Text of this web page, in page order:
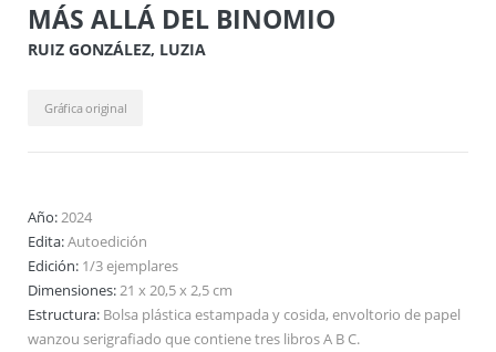
MÁS ALLÁ DEL BINOMIO
RUIZ GONZÁLEZ, LUZIA
Gráfica original
Año:2024
Edita:Autoedición
Edición: 1/3 ejemplares
Dimensiones:21 x 20,5 x 2,5 cm
Estructura: Bolsa plástica estampada y cosida, envoltorio de papel
wanzou serigrafiado que contiene tres libros A B C.